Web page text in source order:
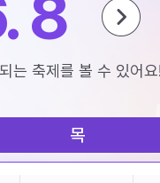
8
는 축제를 볼 수 있어
목